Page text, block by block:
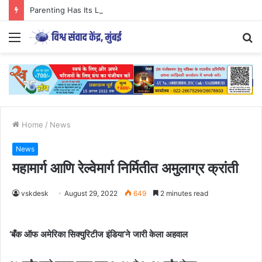
Parenting Has Its Limits….
Menu
Home / News
News
महामार्ग आणि रेल्वेमार्ग निर्मितीत अमुलाग्र क्रांती
vskdesk August 29, 2022 649 2 minutes read
‘बँक ऑफ अमेरिका सिक्युरिटीज इंडिया’ने जारी केला अहवाल